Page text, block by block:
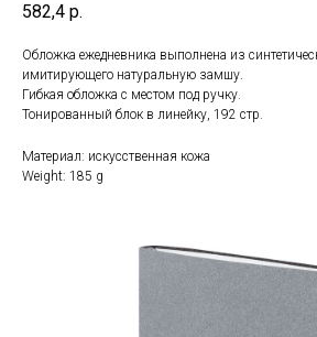
582,4 р.
Обложка ежедневника выполнена из
имитирующего натуральную замшу.
Гибкая обложка с местом под ручку.
Тонированный блок в линейку, 192 стр.
Материал: искусственная кожа
Weight: 185 g